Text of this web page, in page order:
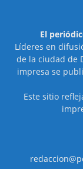
El
Líderes en
de la ciudad de
impresa se
Este sitio